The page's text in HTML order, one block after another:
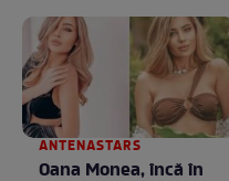
ANTENASTARS
Oana Monea, încă în